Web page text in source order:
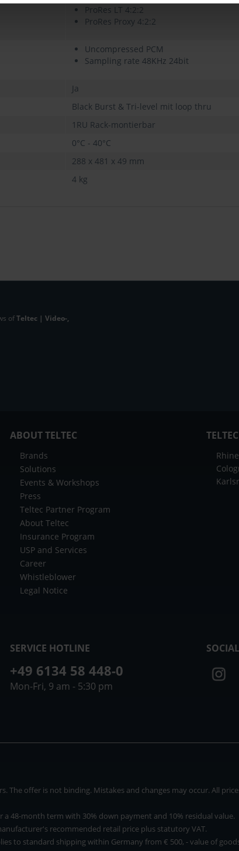
ProRes LT 4:2:2
ProRes Proxy 4:2:2
Uncompressed PCM
Sampling rate 48KHz 24bit
Ja
Black Burst & Tri-level mit loop thru
1RU Rack-montierbar
0°C - 40°C
288 x 481 x 49 mm
4 kg
ofTeltec | Video-,
ABOUT TELTEC
Brands
Solutions
Events & Workshops
Press
Teltec Partner Program
About Teltec
Insurance Program
USP and Services
Career
Whistleblower
Legal Notice
SERVICE HOTLINE
+49 6134 58 448-0
Mon-Fri, 9 am - 5:30 pm
offer is not binding. Mistakes and changes may occur. All
a 48-month term with 30% down payment and 10% residual value.
recommended retail price plus statutory VAT.
to standard shipping within Germany from € 500, - value of